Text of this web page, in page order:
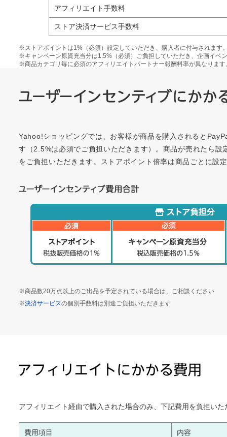
アフィリエイト手数料
ストア決済サービス手数料
※ストアポイントは1%（必須）設定していただき、購入者に付与されます
※キャンペーン原資充当分は1.5%（必須）ご負担していただき、企画イベ
※商品カテゴリ毎に必須のアフィリエイトパートナー報酬料率が異なります
Yahoo!ショッピングでは、お客様が商品を購入されると
す（2.5%は必須でご負担いただきます）。商品が売れたら
をご負担いただきます。ストアポイント倍率は商品ごとに設
※商品数20万点以上のご出品を予定されている場合は、ご相談ください
※決済サービスの個別手数料は別途ご負担いただきます
アフィリエイト経由で購入された場合のみ、下記費用を負担いた
費用項目 内容